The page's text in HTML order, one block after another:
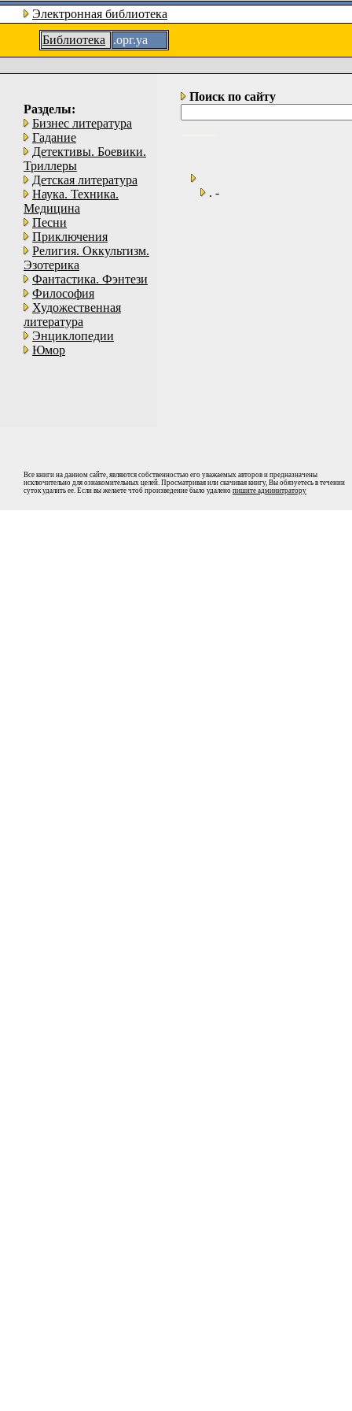
Электронная библиотека
Библиотека
.орг.уа
Разделы:
Бизнес литература
Гадание
Детективы. Боевики.
Триллеры
Детская литература
Наука. Техника.
Медицина
Песни
Приключения
Религия. Оккультизм.
Эзотерика
Фантастика. Фэнтези
Философия
Художественная
литература
Энциклопедии
Юмор
Поиск по сайту
. -
Все книги на данном сайте, являются собственностью его уважаемых авторов и предназначены
исключительно для ознакомительных целей. Просматривая или скачивая книгу, Вы обязуетесь в течении
суток удалить ее. Если вы желаете чтоб произведение было удалено пишите админитратору